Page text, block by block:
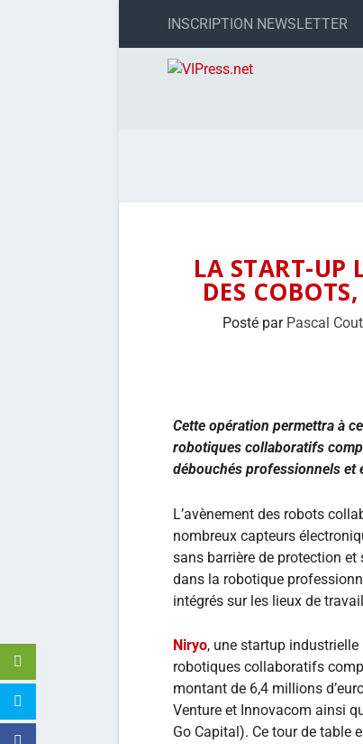
INSCRIPTION NEWSLETTER
LA START-UP
DES
Posté par Pascal
Cette opération permettra à
robotiques collaboratifs
débouchés professionnels et
L’avènement des robots
nombreux capteurs
sans barrière de protection
dans la robotique
intégrés sur les lieux de
Niryo, une startup
robotiques collaboratifs
montant de 6,4 millions
Venture et Innovacom ainsi
Go Capital). Ce tour de table